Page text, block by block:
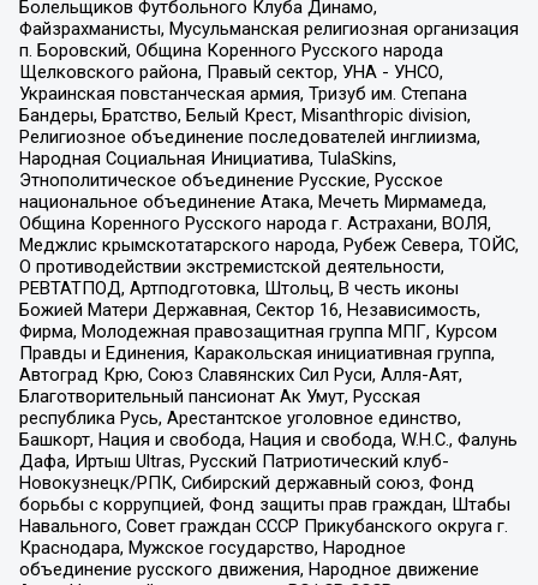
Болельщиков Футбольного Клуба Динамо,
Файзрахманисты, Мусульманская религиозная организация
п. Боровский, Община Коренного Русского народа
Щелковского района, Правый сектор, УНА - УНСО,
Украинская повстанческая армия, Тризуб им. Степана
Бандеры, Братство, Белый Крест, Misanthropic division,
Религиозное объединение последователей инглиизма,
Народная Социальная Инициатива, TulaSkins,
Этнополитическое объединение Русские, Русское
национальное объединение Атака, Мечеть Мирмамеда,
Община Коренного Русского народа г. Астрахани, ВОЛЯ,
Меджлис крымскотатарского народа, Рубеж Севера, ТОЙС,
О противодействии экстремистской деятельности,
РЕВТАТПОД, Артподготовка, Штольц, В честь иконы
Божией Матери Державная, Сектор 16, Независимость,
Фирма, Молодежная правозащитная группа МПГ, Курсом
Правды и Единения, Каракольская инициативная группа,
Автоград Крю, Союз Славянских Сил Руси, Алля-Аят,
Благотворительный пансионат Ак Умут, Русская
республика Русь, Арестантское уголовное единство,
Башкорт, Нация и свобода, Нация и свобода, W.H.С., Фалунь
Дафа, Иртыш Ultras, Русский Патриотический клуб-
Новокузнецк/РПК, Сибирский державный союз, Фонд
борьбы с коррупцией, Фонд защиты прав граждан, Штабы
Навального, Совет граждан СССР Прикубанского округа г.
Краснодара, Мужское государство, Народное
объединение русского движения, Народное движение